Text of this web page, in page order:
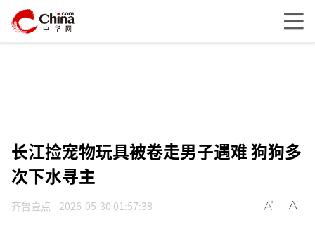
长江捡宠物玩具被卷走男子遇难 狗狗多
次下水寻主
齐鲁壹点 2026-05-30 01:57:38